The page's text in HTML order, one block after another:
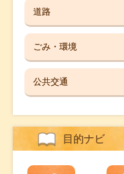
道路
ごみ・環境
公共交通
目的ナビ